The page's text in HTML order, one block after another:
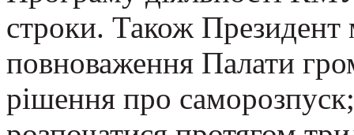
строки. Також
повноваження Палати
рішення про